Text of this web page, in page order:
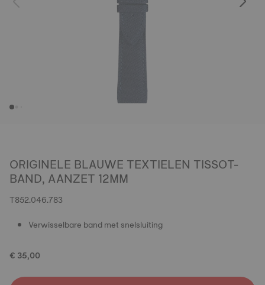
ORIGINELE BLAUWE TEXTIELEN TISSOT-
BAND, AANZET 12MM
T852.046.783
Verwisselbare band met snelsluiting
€ 35,00